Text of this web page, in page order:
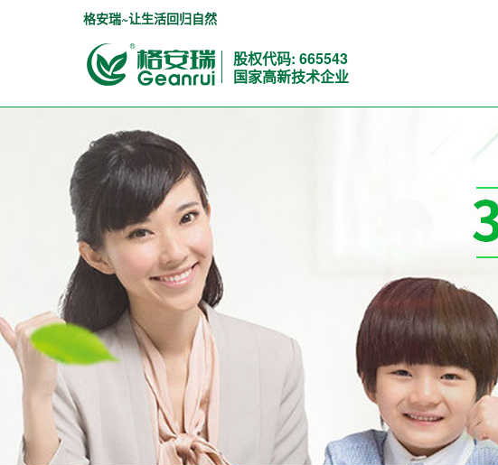
格安瑞~让生活回归自然
股权代码: 665543
国家高新技术企业